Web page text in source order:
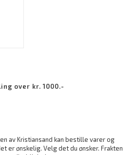
over kr. 1000.-
av Kristiansand kan bestille varer og
er ønskelig. Velg det du ønsker. Frakten